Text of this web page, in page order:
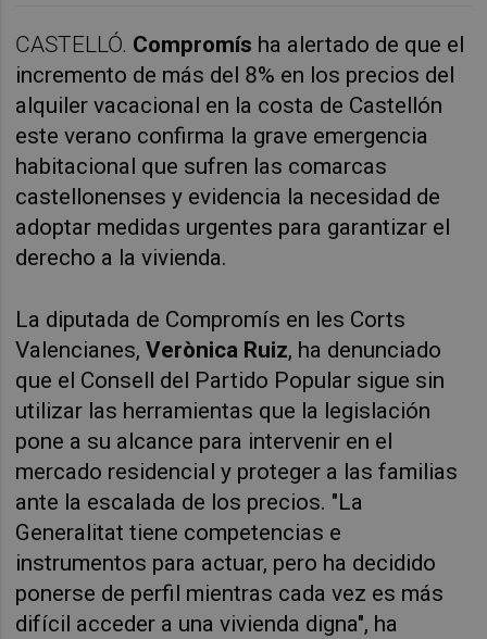
CASTELLÓ. Compromís ha alertado de que el
incremento de más del 8% en los precios del
alquiler vacacional en la costa de Castellón
este verano confirma la grave emergencia
habitacional que sufren las comarcas
castellonenses y evidencia la necesidad de
adoptar medidas urgentes para garantizar el
derecho a la vivienda.
La diputada de Compromís en les Corts
Valencianes, Verònica Ruiz, ha denunciado
que el Consell del Partido Popular sigue sin
utilizar las herramientas que la legislación
pone a su alcance para intervenir en el
mercado residencial y proteger a las familias
ante la escalada de los precios. "La
Generalitat tiene competencias e
instrumentos para actuar, pero ha decidido
ponerse de perfil mientras cada vez es más
difícil acceder a una vivienda digna", ha